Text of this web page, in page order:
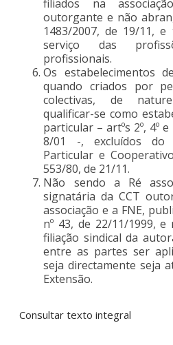
filiados na
outorgante e não
1483/2007, de 19/11,
serviço das
profissionais.
Os estabelecimentos
quando criados por
colectivas, de
qualificar-se como
particular – artºs 2º, 4º e
8/01 -, excluídos do
Particular e
553/80, de 21/11.
Não sendo a Ré
signatária da CCT
associação e a FNE,
nº 43, de 22/11/1999,
filiação sindical da
entre as partes ser
seja directamente seja
Extensão.
Consultar texto integral